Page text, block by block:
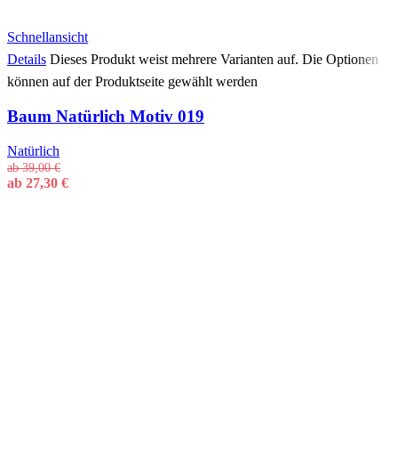
Schnellansicht
Details Dieses Produkt weist mehrere Varianten auf. Die Optionen
können auf der Produktseite gewählt werden
Baum Natürlich Motiv 019
Natürlich
ab39,00€
ab 27,30 €